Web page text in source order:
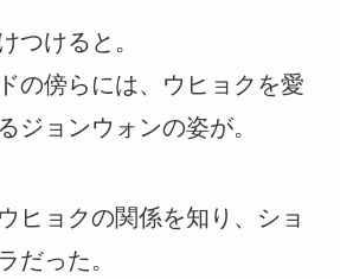
つけると。
の傍らには、ウヒョクを愛
ジョンウォンの姿が。
ヒョクの関係を知り、ショ
だった。